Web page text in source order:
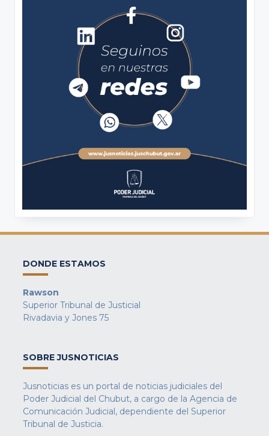
DONDE ESTAMOS
Rawson
Superior Tribunal de Justicial
Rivadavia y Jones 75
SOBRE JUSNOTICIAS
Jusnoticias es un portal de noticias judiciales del
Poder Judicial del Chubut, a cargo de la Agencia de
Comunicación Judicial, dependiente del Superior
Tribunal de Justicia.